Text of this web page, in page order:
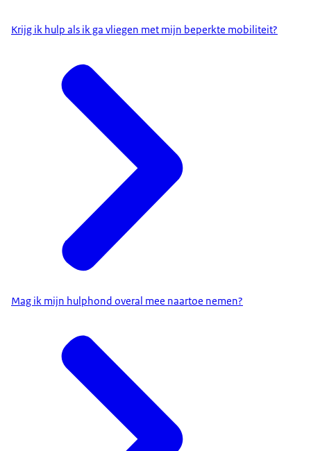
Krijg ik hulp als ik ga vliegen met mijn beperkte mobiliteit?
Mag ik mijn hulphond overal mee naartoe nemen?